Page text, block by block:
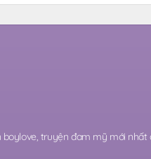
truyện đam mỹ mới nhất